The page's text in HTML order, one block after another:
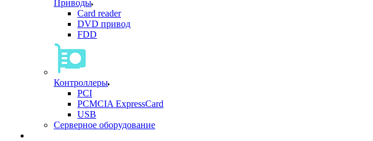
Приводы
Card reader
DVD привод
FDD
Контроллеры
PCI
PCMCIA ExpressCard
USB
Cерверное оборудование